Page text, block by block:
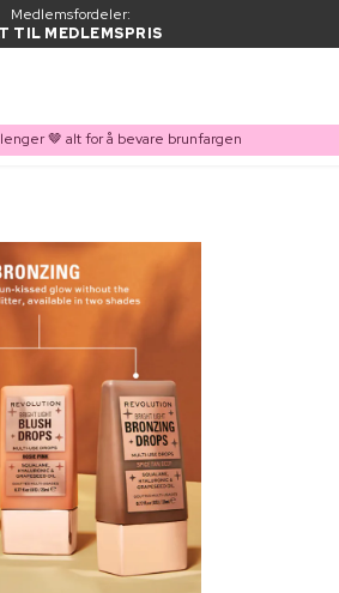
Medlemsfordeler:
TIL MEDLEMSPRIS
🤎 alt for å bevare brunfargen